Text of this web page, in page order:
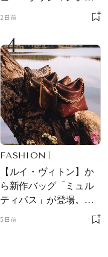
ェ」「ダックワーズ」
華やかなデザートとし
て登場
2日前
4
FASHION
【ルイ・ヴィトン】か
ら新作バッグ「ミュル
ティパス」が登場。ミ
ニサイズもラインナッ
5日前